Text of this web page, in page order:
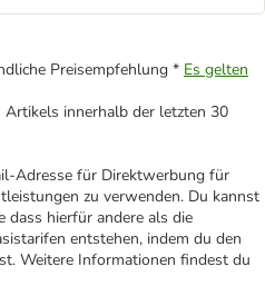
Preisempfehlung * Es gelten
innerhalb der letzten 30
Adresse für Direktwerbung für
zu verwenden. Du kannst
dass hierfür andere als die
entstehen, indem du den
Weitere Informationen findest du